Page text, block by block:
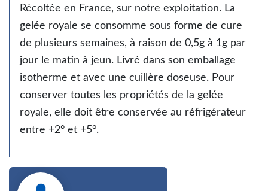
Récoltée en France, sur notre exploitation. La
gelée royale se consomme sous forme de cure
de plusieurs semaines, à raison de 0,5g à 1g par
jour le matin à jeun. Livré dans son emballage
isotherme et avec une cuillère doseuse. Pour
conserver toutes les propriétés de la gelée
royale, elle doit être conservée au réfrigérateur
entre +2° et +5°.